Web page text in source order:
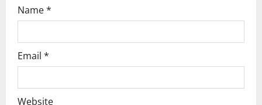
Name*
Email *
Website